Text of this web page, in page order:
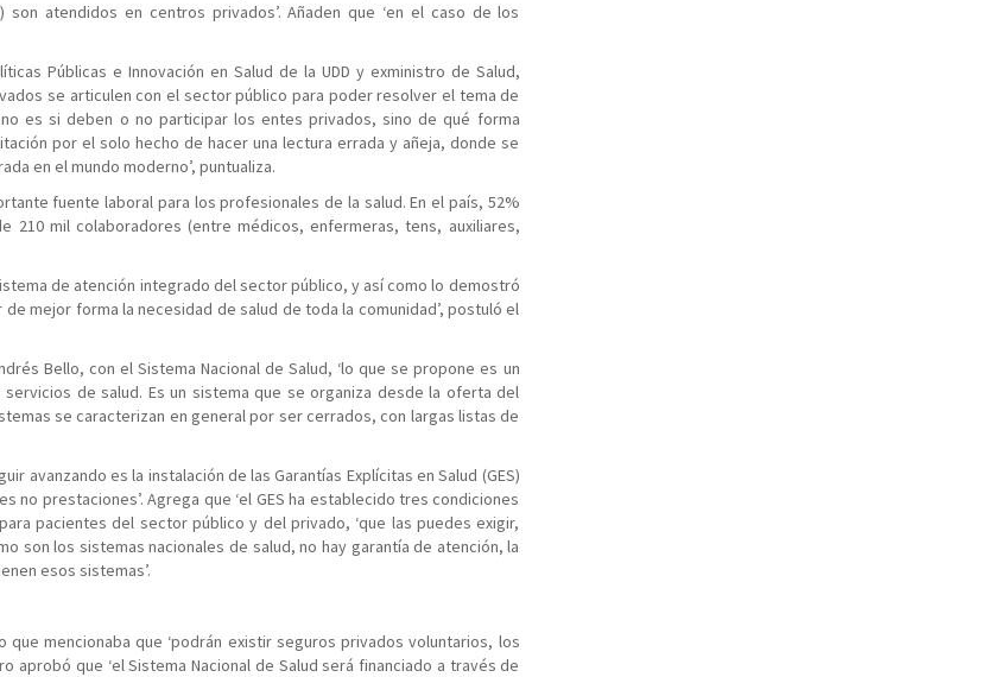
atendidos en centros privados’. Añaden que ‘en el caso de los
Públicas e Innovación en Salud de la UDD y exministro de Salud,
se articulen con el sector público para poder resolver el tema de
es si deben o no participar los entes privados, sino de qué forma
por el solo hecho de hacer una lectura errada y añeja, donde se
en el mundo moderno’, puntualiza.
fuente laboral para los profesionales de la salud. En el país, 52%
mil colaboradores (entre médicos, enfermeras, tens, auxiliares,
de atención integrado del sector público, y así como lo demostró
mejor forma la necesidad de salud de toda la comunidad’, postuló el
Bello, con el Sistema Nacional de Salud, ‘lo que se propone es un
de salud. Es un sistema que se organiza desde la oferta del
se caracterizan en general por ser cerrados, con largas listas de
avanzando es la instalación de las Garantías Explícitas en Salud (GES)
no prestaciones’. Agrega que ‘el GES ha establecido tres condiciones
pacientes del sector público y del privado, ‘que las puedes exigir,
son los sistemas nacionales de salud, no hay garantía de atención, la
esos sistemas’.
mencionaba que ‘podrán existir seguros privados voluntarios, los
aprobó que ‘el Sistema Nacional de Salud será financiado a través de